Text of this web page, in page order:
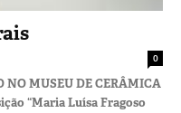
0
NO MUSEU DE CERÂMICA
“Maria Luísa Fragoso